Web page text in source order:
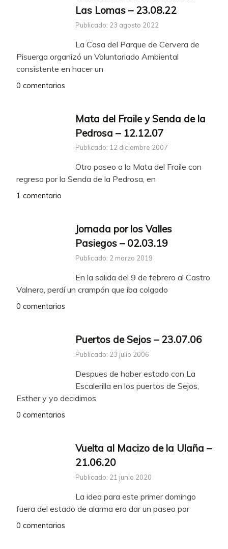
Las Lomas – 23.08.22
Publicado: 23 agosto 2022
La Casa del Parque de Cervera de
Pisuerga organizó un Voluntariado Ambiental
consistente en hacer un
0 comentarios
Mata del Fraile y Senda de la
Pedrosa – 12.12.07
Publicado: 12 diciembre 2007
Otro paseo a la Mata del Fraile con
regreso por la Senda de la Pedrosa, en
1 comentario
Jornada por los Valles
Pasiegos – 02.03.19
Publicado: 2 marzo 2019
En la salida del 9 de febrero al Castro
Valnera, perdí un crampón que iba colgado
0 comentarios
Puertos de Sejos – 23.07.06
Publicado: 23 julio 2006
Despues de haber estado con La
Escalerilla en los puertos de Sejos,
Esther y yo decidimos
0 comentarios
Vuelta al Macizo de la Ulaña –
21.06.20
Publicado: 21 junio 2020
La idea para este primer domingo
fuera del estado de alarma era dar un paseo por
0 comentarios